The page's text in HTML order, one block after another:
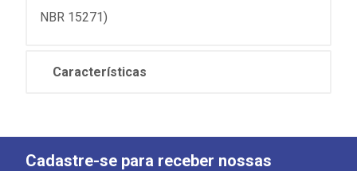
NBR 15271)
Características
Cadastre-se para receber nossas